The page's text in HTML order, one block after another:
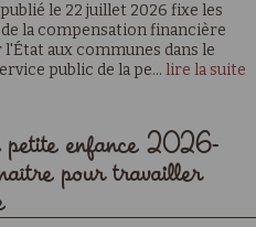
le 22 juillet 2026 fixe les
la compensation financière
l'État aux communes dans le
public de la pe... lire la suite
petite enfance 2026-
pour travailler